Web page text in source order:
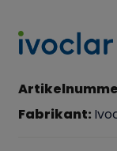
Fabrikant: